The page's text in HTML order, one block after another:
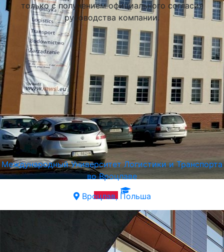
Международный Университет Логистики и Транспорта
во Вроцлаве
Вроцлав, Польша
только с получением официального согласия
руководства компании.